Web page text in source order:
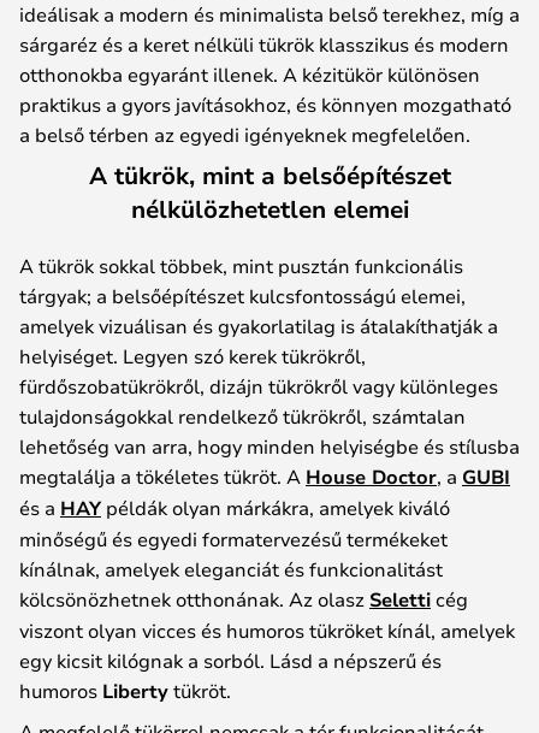
ideálisak a modern és minimalista belső terekhez, míg a
sárgaréz és a keret nélküli tükrök klasszikus és modern
otthonokba egyaránt illenek. A kézitükör különösen
praktikus a gyors javításokhoz, és könnyen mozgatható
a belső térben az egyedi igényeknek megfelelően.
A tükrök, mint a belsőépítészet
nélkülözhetetlen elemei
A tükrök sokkal többek, mint pusztán funkcionális
tárgyak; a belsőépítészet kulcsfontosságú elemei,
amelyek vizuálisan és gyakorlatilag is átalakíthatják a
helyiséget. Legyen szó kerek tükrökről,
fürdőszobatükrökről, dizájn tükrökről vagy különleges
tulajdonságokkal rendelkező tükrökről, számtalan
lehetőség van arra, hogy minden helyiségbe és stílusba
megtalálja a tökéletes tükröt. A House Doctor, a GUBI
és a HAY példák olyan márkákra, amelyek kiváló
minőségű és egyedi formatervezésű termékeket
kínálnak, amelyek eleganciát és funkcionalitást
kölcsönözhetnek otthonának. Az olasz Seletticég
viszont olyan vicces és humoros tükröket kínál, amelyek
egy kicsit kilógnak a sorból. Lásd a népszerű és
humoros Libertytükröt.